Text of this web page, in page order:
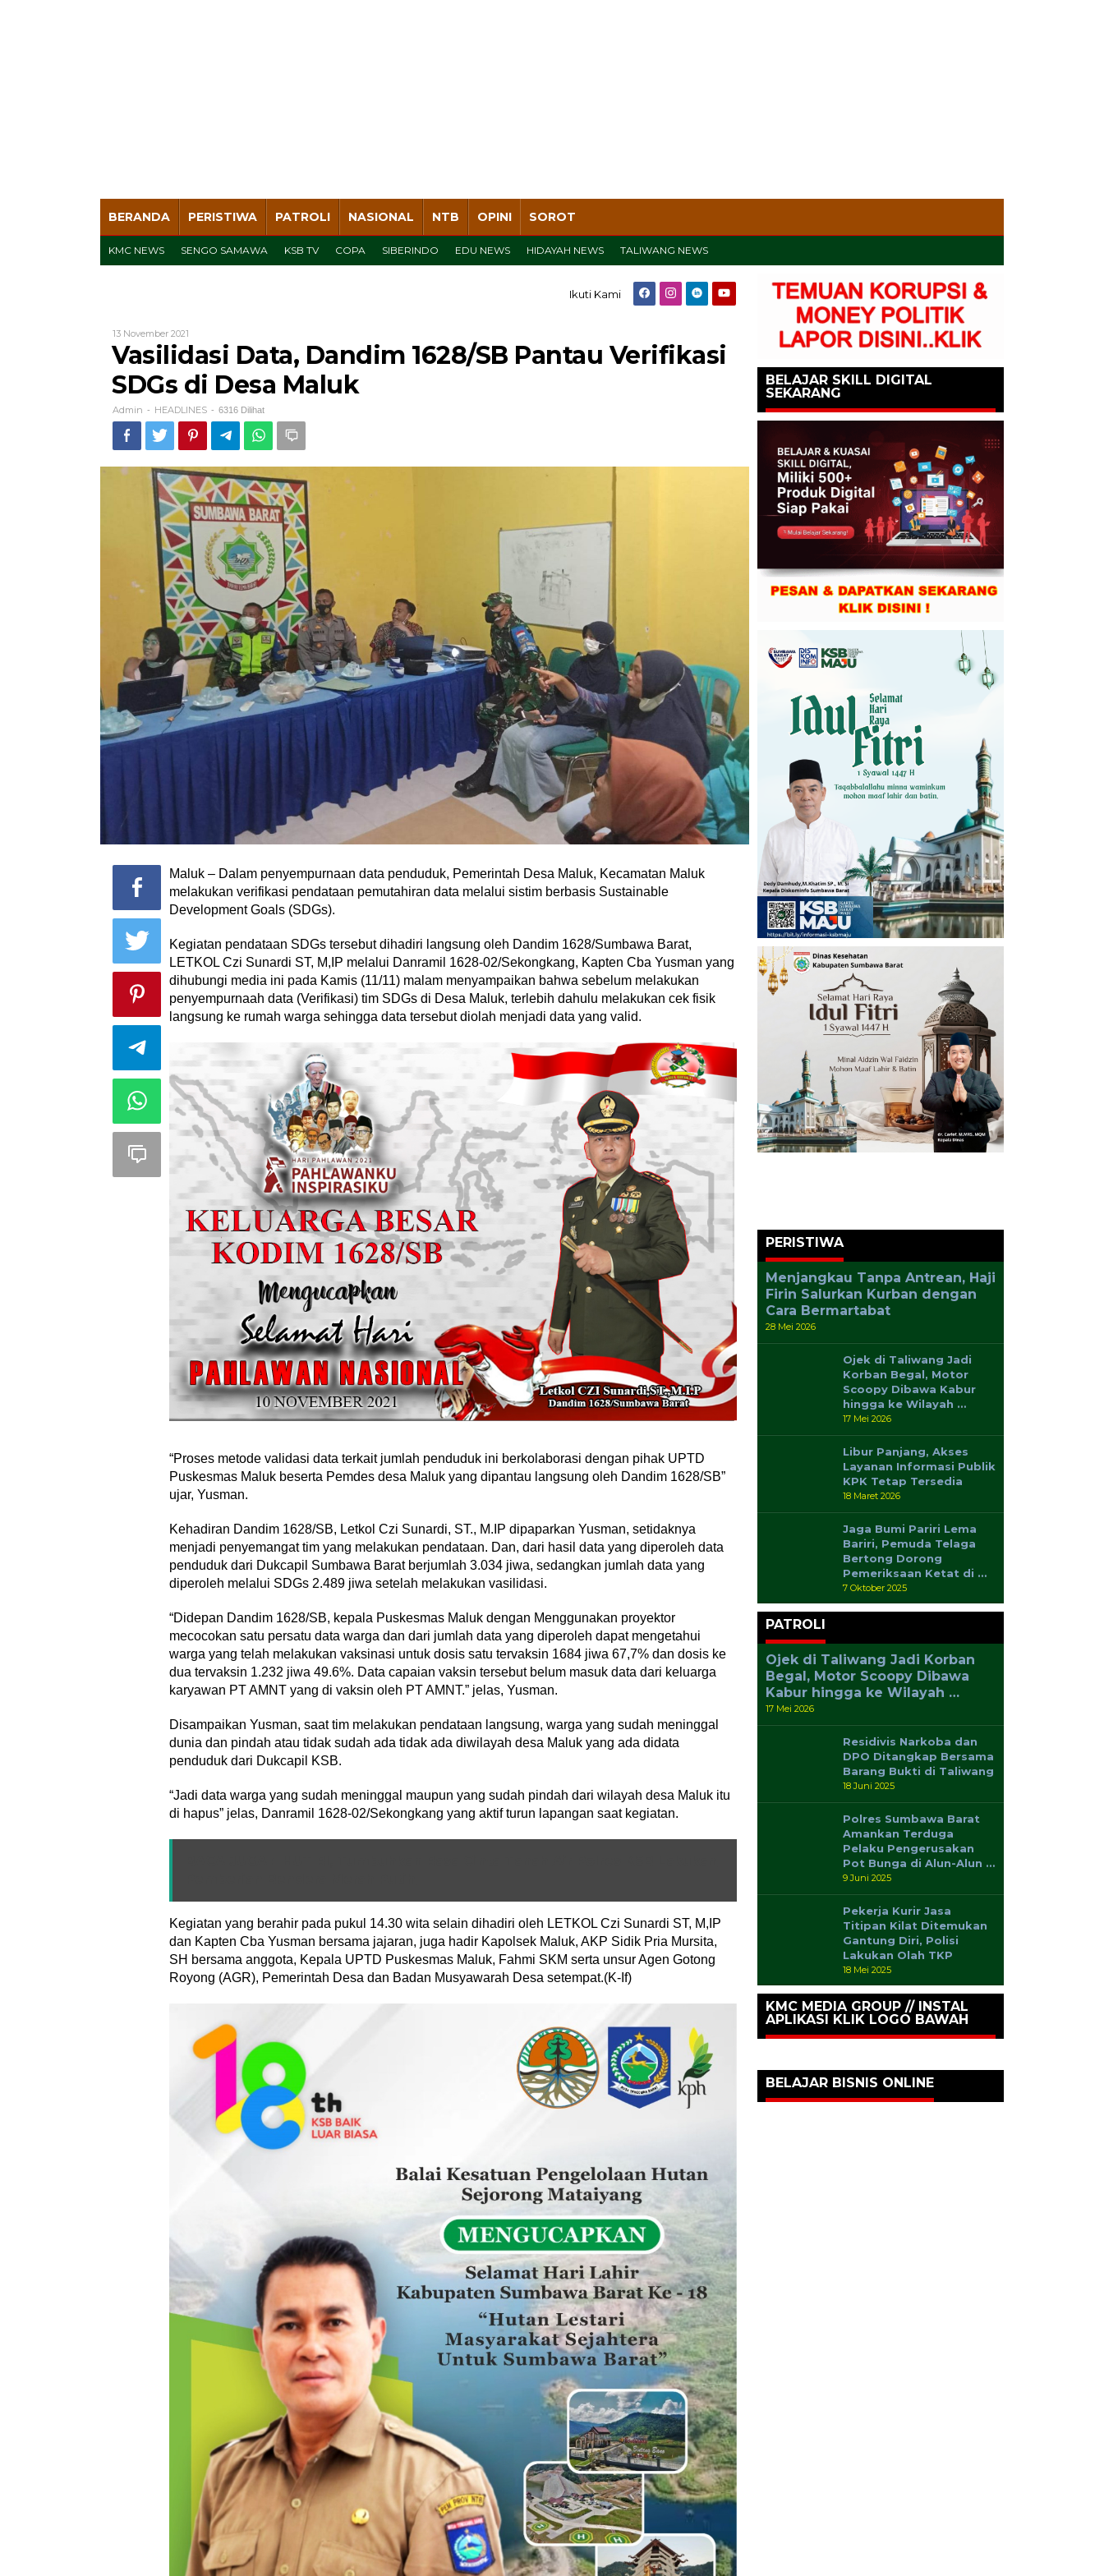
BERANDA PERISTIWA PATROLI NASIONAL NTB OPINI SOROT
KMC NEWS SENGO SAMAWA KSB TV COPA SIBERINDO EDU NEWS HIDAYAH NEWS TALIWANG NEWS
Ikuti Kami
13 November 2021
Admin
Vasilidasi Data, Dandim 1628/SB Pantau Verifikasi
SDGs di Desa Maluk
Admin - HEADLINES - 6316 Dilihat
Maluk – Dalam penyempurnaan data penduduk, Pemerintah Desa Maluk, Kecamatan Maluk
melakukan verifikasi pendataan pemutahiran data melalui sistim berbasis Sustainable
Development Goals (SDGs).
Kegiatan pendataan SDGs tersebut dihadiri langsung oleh Dandim 1628/Sumbawa Barat,
LETKOL Czi Sunardi ST, M,IP melalui Danramil 1628-02/Sekongkang, Kapten Cba Yusman yang
dihubungi media ini pada Kamis (11/11) malam menyampaikan bahwa sebelum melakukan
penyempurnaah data (Verifikasi) tim SDGs di Desa Maluk, terlebih dahulu melakukan cek fisik
langsung ke rumah warga sehingga data tersebut diolah menjadi data yang valid.
“Proses metode validasi data terkait jumlah penduduk ini berkolaborasi dengan pihak UPTD
Puskesmas Maluk beserta Pemdes desa Maluk yang dipantau langsung oleh Dandim 1628/SB”
ujar, Yusman.
Kehadiran Dandim 1628/SB, Letkol Czi Sunardi, ST., M.IP dipaparkan Yusman, setidaknya
menjadi penyemangat tim yang melakukan pendataan. Dan, dari hasil data yang diperoleh data
penduduk dari Dukcapil Sumbawa Barat berjumlah 3.034 jiwa, sedangkan jumlah data yang
diperoleh melalui SDGs 2.489 jiwa setelah melakukan vasilidasi.
“Didepan Dandim 1628/SB, kepala Puskesmas Maluk dengan Menggunakan proyektor
mecocokan satu persatu data warga dan dari jumlah data yang diperoleh dapat mengetahui
warga yang telah melakukan vaksinasi untuk dosis satu tervaksin 1684 jiwa 67,7% dan dosis ke
dua tervaksin 1.232 jiwa 49.6%. Data capaian vaksin tersebut belum masuk data dari keluarga
karyawan PT AMNT yang di vaksin oleh PT AMNT.” jelas, Yusman.
Disampaikan Yusman, saat tim melakukan pendataan langsung, warga yang sudah meninggal
dunia dan pindah atau tidak sudah ada tidak ada diwilayah desa Maluk yang ada didata
penduduk dari Dukcapil KSB.
“Jadi data warga yang sudah meninggal maupun yang sudah pindah dari wilayah desa Maluk itu
di hapus” jelas, Danramil 1628-02/Sekongkang yang aktif turun lapangan saat kegiatan.
Kegiatan yang berahir pada pukul 14.30 wita selain dihadiri oleh LETKOL Czi Sunardi ST, M,IP
dan Kapten Cba Yusman bersama jajaran, juga hadir Kapolsek Maluk, AKP Sidik Pria Mursita,
SH bersama anggota, Kepala UPTD Puskesmas Maluk, Fahmi SKM serta unsur Agen Gotong
Royong (AGR), Pemerintah Desa dan Badan Musyawarah Desa setempat.(K-If)
BELAJAR SKILL DIGITAL
SEKARANG
PERISTIWA
Menjangkau Tanpa Antrean, Haji
Firin Salurkan Kurban dengan
Cara Bermartabat
28 Mei 2026
Ojek di Taliwang Jadi
Korban Begal, Motor
Scoopy Dibawa Kabur
hingga ke Wilayah …
17 Mei 2026
Libur Panjang, Akses
Layanan Informasi Publik
KPK Tetap Tersedia
18 Maret 2026
Jaga Bumi Pariri Lema
Bariri, Pemuda Telaga
Bertong Dorong
Pemeriksaan Ketat di …
7 Oktober 2025
PATROLI
Ojek di Taliwang Jadi Korban
Begal, Motor Scoopy Dibawa
Kabur hingga ke Wilayah …
17 Mei 2026
Residivis Narkoba dan
DPO Ditangkap Bersama
Barang Bukti di Taliwang
18 Juni 2025
Polres Sumbawa Barat
Amankan Terduga
Pelaku Pengerusakan
Pot Bunga di Alun-Alun …
9 Juni 2025
Pekerja Kurir Jasa
Titipan Kilat Ditemukan
Gantung Diri, Polisi
Lakukan Olah TKP
18 Mei 2025
KMC MEDIA GROUP // INSTAL
APLIKASI KLIK LOGO BAWAH
BELAJAR BISNIS ONLINE